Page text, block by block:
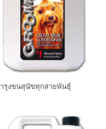
รุงขนสุนัขทุกสายพันธุ์